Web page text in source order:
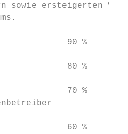
sowie ersteigerten
90 %
80 %
70 %
60 %